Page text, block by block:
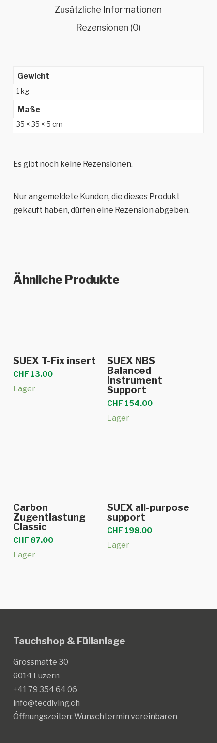
Zusätzliche Informationen
Rezensionen (0)
Gewicht
1 kg
Maße
35 × 35 × 5 cm
Es gibt noch keine Rezensionen.
Nur angemeldete Kunden, die dieses Produkt
gekauft haben, dürfen eine Rezension abgeben.
Ähnliche Produkte
In den Warenkorb
SUEX T-Fix insert
CHF13.00
Lager
In den Warenkorb
SUEX NBS
Balanced
Instrument
Support
CHF 154.00
Lager
In den Warenkorb
Carbon
Zugentlastung
Classic
CHF87.00
Lager
In den Warenkorb
SUEX all-purpose
support
CHF 198.00
Lager
Tauchshop & Füllanlage
Grossmatte 30
6014 Luzern
+41 79 354 64 06
info@tecdiving.ch
Öffnungszeiten: Wunschtermin vereinbaren